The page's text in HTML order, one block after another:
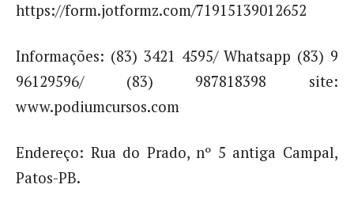
https://form.jotformz.com/71915139012652
Informações: (83) 3421 4595/ Whatsapp (83) 9
96129596/ (83) 987818398 site:
www.podiumcursos.com
Endereço: Rua do Prado, nº 5 antiga Campal,
Patos-PB.